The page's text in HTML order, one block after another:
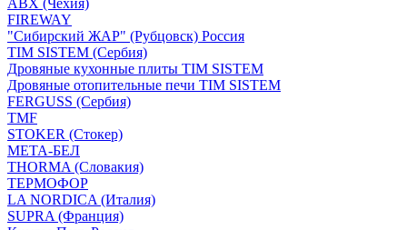
ABX (Чехия)
FIREWAY
"Сибирский ЖАР" (Рубцовск) Россия
TIM SISTEM (Сербия)
Дровяные кухонные плиты TIM SISTEM
Дровяные отопительные печи TIM SISTEM
FERGUSS (Сербия)
TMF
STOKER (Стокер)
МЕТА-БЕЛ
THORMA (Словакия)
ТЕРМОФОР
LA NORDICA (Италия)
SUPRA (Франция)